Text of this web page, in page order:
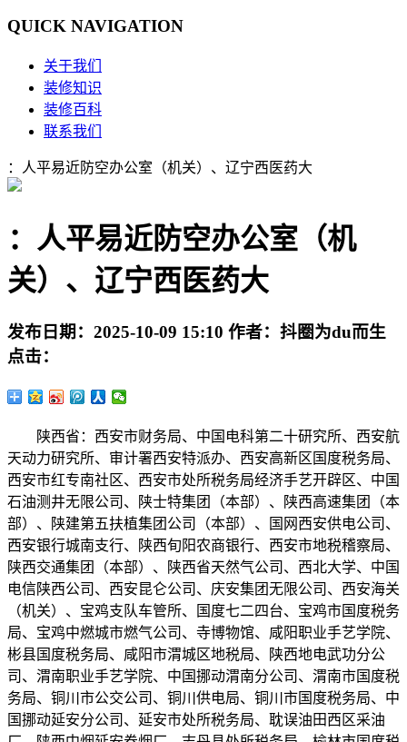
QUICK NAVIGATION
关于我们
装修知识
装修百科
联系我们
：人平易近防空办公室（机关）、辽宁西医药大
：人平易近防空办公室（机
关）、辽宁西医药大
发布日期： 2025-10-09 15:10 作者： 抖圈为du而生
点击：
陕西省：西安市财务局、中国电科第二十研究所、西安航
天动力研究所、审计署西安特派办、西安高新区国度税务局、
西安市红专南社区、西安市处所税务局经济手艺开辟区、中国
石油测井无限公司、陕士特集团（本部）、陕西高速集团（本
部）、陕建第五扶植集团公司（本部）、国网西安供电公司、
西安银行城南支行、陕西旬阳农商银行、西安市地税稽察局、
陕西交通集团（本部）、陕西省天然气公司、西北大学、中国
电信陕西公司、西安昆仑公司、庆安集团无限公司、西安海关
（机关）、宝鸡支队车管所、国度七二四台、宝鸡市国度税务
局、宝鸡中燃城市燃气公司、寺博物馆、咸阳职业手艺学院、
彬县国度税务局、咸阳市渭城区地税局、陕西地电武功分公
司、渭南职业手艺学院、中国挪动渭南分公司、渭南市国度税
务局、铜川市公交公司、铜川供电局、铜川市国度税务局、中
国挪动延安分公司、延安市处所税务局、耽误油田西区采油